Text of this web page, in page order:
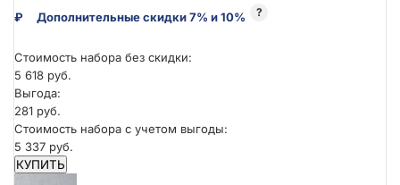
₽ Дополнительные скидки 7% и 10% ?
Стоимость набора без скидки:
5 618 руб.
Выгода:
281 руб.
Стоимость набора с учетом выгоды:
5 337 руб.
КУПИТЬ